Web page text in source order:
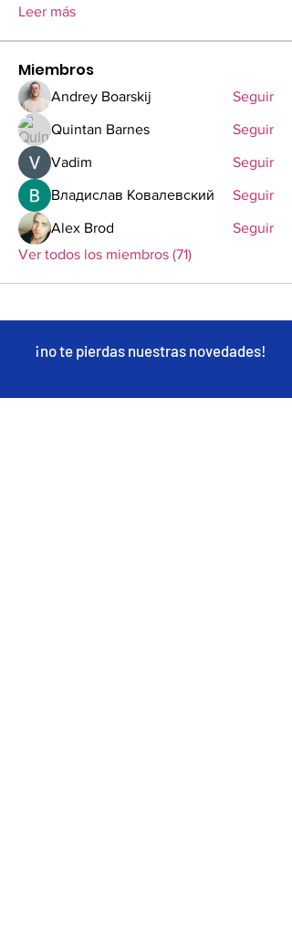
Leer más
Miembros
Andrey Boarskij Seguir
Quintan Barnes Seguir
Vadim Seguir
Владислав Ковалевский Seguir
Alex Brod
Seguir
Ver todos los miembros (71)
¡no te pierdas nuestras novedades!